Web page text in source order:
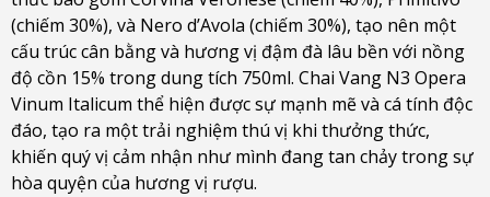
(chiếm 30%), và Nero d’Avola (chiếm 30%), tạo nên một
cấu trúc cân bằng và hương vị đậm đà lâu bền với nồng
độ cồn 15% trong dung tích 750ml. Chai Vang N3 Opera
Vinum Italicum thể hiện được sự mạnh mẽ và cá tính độc
đáo, tạo ra một trải nghiệm thú vị khi thưởng thức,
khiến quý vị cảm nhận như mình đang tan chảy trong sự
hòa quyện của hương vị rượu.